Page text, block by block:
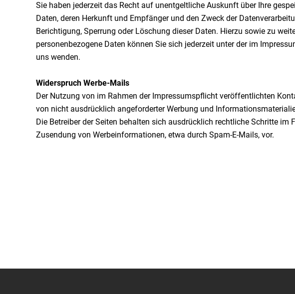
Sie haben jederzeit das Recht auf unentgeltliche Auskunft über Ihre
Daten, deren Herkunft und Empfänger und den Zweck der
Berichtigung, Sperrung oder Löschung dieser Daten. Hierzu sowie zu
personenbezogene Daten können Sie sich jederzeit unter der im
uns wenden.
Widerspruch Werbe-Mails
Der Nutzung von im Rahmen der Impressumspflicht veröffentlichten
von nicht ausdrücklich angeforderter Werbung und
Die Betreiber der Seiten behalten sich ausdrücklich rechtliche Schritte im
Zusendung von Werbeinformationen, etwa durch Spam-E-Mails, vor.